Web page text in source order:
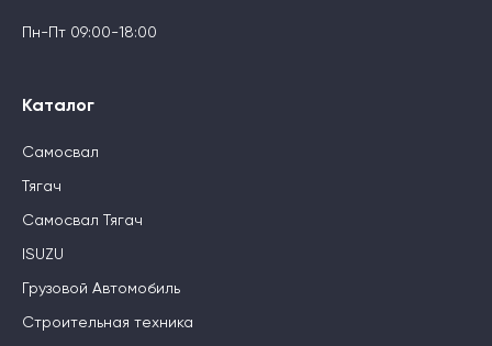
Пн-Пт 09:00-18:00
Каталог
Самосвал
Тягач
Самосвал Тягач
ISUZU
Грузовой Автомобиль
Строительная техника